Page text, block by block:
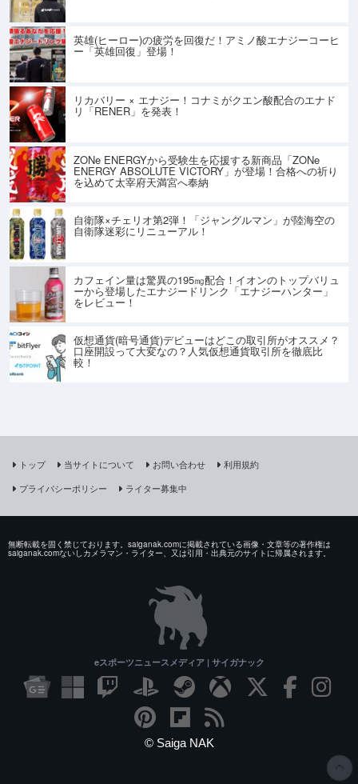
英雄(ヒーロー)の疲労を回復だ！アミノ酸エナジーコーヒ
ー「英雄回復」登場！
リカバリー × エナジー！コナミがクエン酸配合のエナド
リ「RENER」を発表！
ZONe ENERGYから受験生を応援する新商品「ZONe
ENERGY ABSOLUTE VICTORY」が登場！合格への祈り
を込めて太宰府天満宮へ奉納
自衛隊×チェリオ第2弾！「ジャングルマン」が陸海空の
自衛隊迷彩にリニューアル！
カフェイン量は驚異の195㎎配合！イオンのトップバリュ
ーから登場したエナジードリンク「エナジーハンター」
をレビュー！
仮想通貨(暗号通貨)デビューはどこの取引所がオススメ？
口座開設って大変なの？人気仮想通貨取引所を徹底比
較！
トップ 当サイトについて お問い合わせ
利用規約
プライバシーポリシー
ライター募集中
無断転載を固く禁じております。saiganak.comに掲載されている画像・文章等の著作権は
saiganak.comないしカメラマン・ライター、又は引用・出典元のサイトに帰属されます。
eスポーツニュースメディア | サイガナック
© Saiga NAK